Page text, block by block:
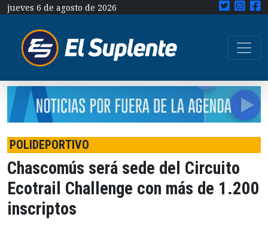
jueves 6 de agosto de 2026
POLIDEPORTIVO
Chascomús será sede del Circuito
Ecotrail Challenge con más de 1.200
inscriptos